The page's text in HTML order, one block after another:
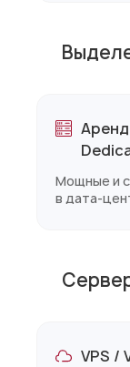
Мощные и
в дата-
VPS /